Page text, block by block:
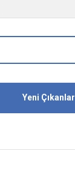
Yeni Çıkanlar